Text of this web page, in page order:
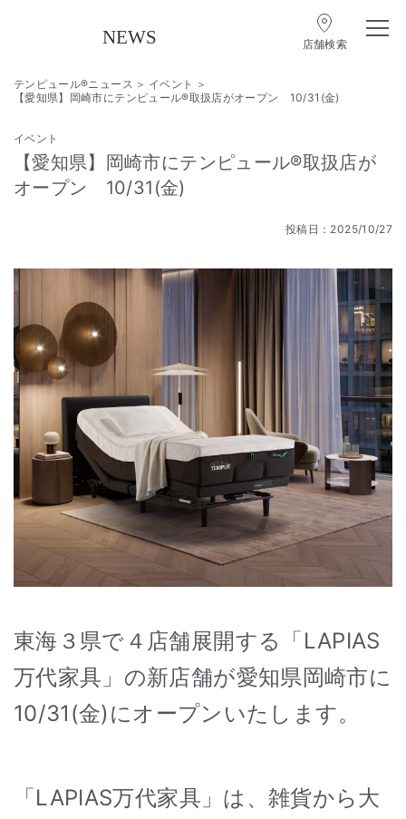
店舗検索
テンピュール®ニュース
イベント
【愛知県】岡崎市にテンピュール®取扱店がオープン 10/31(金)
イベント
【愛知県】岡崎市にテンピュール®取扱店が
オープン 10/31(金)
投稿日：2025/10/27
東海３県で４店舗展開する「LAPIAS
万代家具」の新店舗が愛知県岡崎市に
10/31(金)にオープンいたします。
「LAPIAS万代家具」は、雑貨から大